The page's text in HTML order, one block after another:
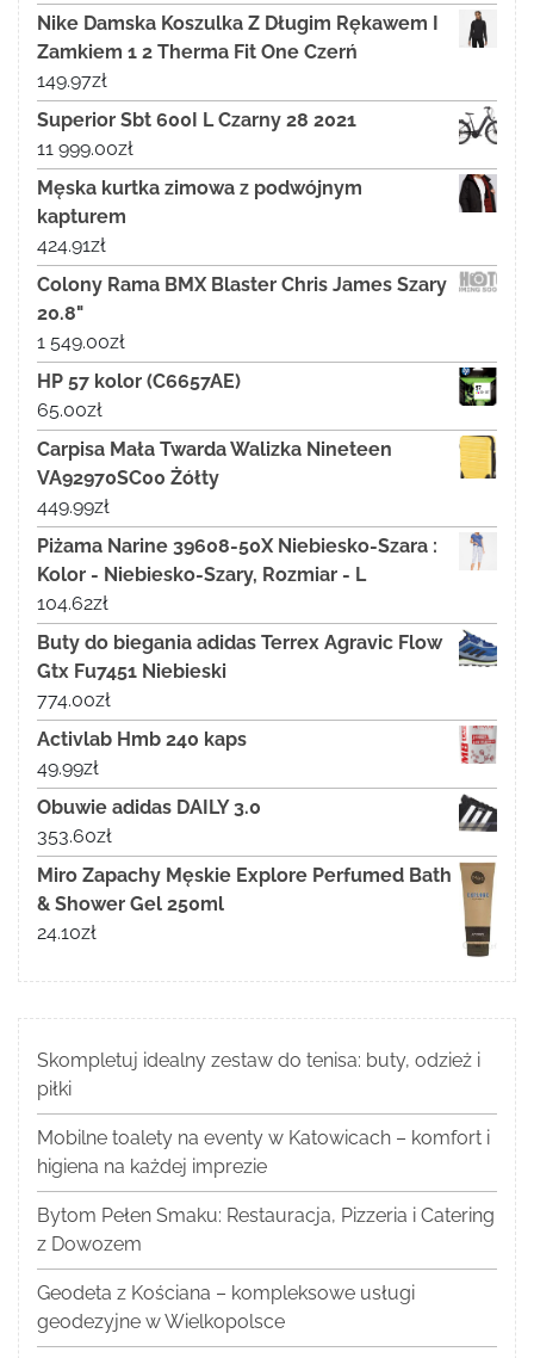
Nike Damska Koszulka Z Długim Rękawem I
Zamkiem 1 2 Therma Fit One Czerń
149.97zł
Superior Sbt 600I L Czarny 28 2021
11 999.00zł
Męska kurtka zimowa z podwójnym
kapturem
424.91zł
Colony Rama BMX Blaster Chris James Szary
20.8"
1 549.00zł
HP 57 kolor (C6657AE)
65.00zł
Carpisa Mała Twarda Walizka Nineteen
VA92970SC00 Żółty
449.99zł
Piżama Narine 39608-50X Niebiesko-Szara :
Kolor - Niebiesko-Szary, Rozmiar - L
104.62zł
Buty do biegania adidas Terrex Agravic Flow
Gtx Fu7451 Niebieski
774.00zł
Activlab Hmb 240 kaps
49.99zł
Obuwie adidas DAILY 3.0
353.60zł
Miro Zapachy Męskie Explore Perfumed Bath
& Shower Gel 250ml
24.10zł
Skompletuj idealny zestaw do tenisa: buty, odzież i
piłki
Mobilne toalety na eventy w Katowicach – komfort i
higiena na każdej imprezie
Bytom Pełen Smaku: Restauracja, Pizzeria i Catering
z Dowozem
Geodeta z Kościana – kompleksowe usługi
geodezyjne w Wielkopolsce